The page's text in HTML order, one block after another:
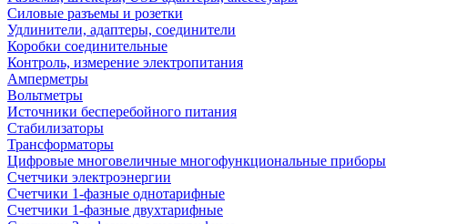
Силовые разъемы и розетки
Удлинители, адаптеры, соединители
Коробки соединительные
Контроль, измерение электропитания
Амперметры
Вольтметры
Источники бесперебойного питания
Стабилизаторы
Трансформаторы
Цифровые многовеличные многофункциональные приборы
Счетчики электроэнергии
Счетчики 1-фазные однотарифные
Счетчики 1-фазные двухтарифные